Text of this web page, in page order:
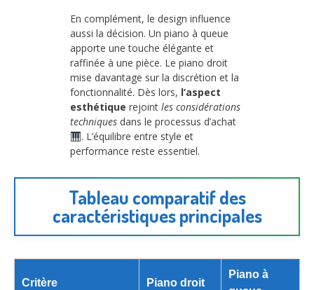
En complément, le design influence
aussi la décision. Un piano à queue
apporte une touche élégante et
raffinée à une pièce. Le piano droit
mise davantage sur la discrétion et la
fonctionnalité. Dès lors, l’aspect
esthétique rejoint les considérations
techniques dans le processus d’achat
. L’équilibre entre style et
performance reste essentiel.
Tableau comparatif des
caractéristiques principales
Critère Piano droit
Piano à